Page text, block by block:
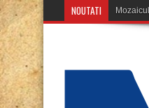
NOUTATI Moz